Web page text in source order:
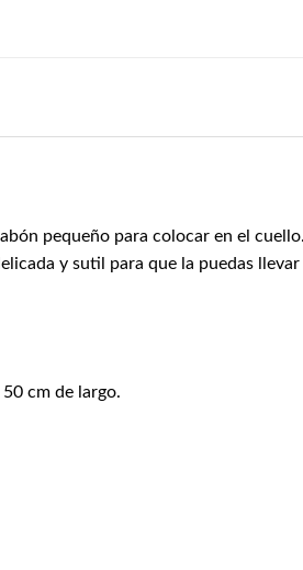
pequeño para colocar en el
y sutil para que la puedas
cm de largo.